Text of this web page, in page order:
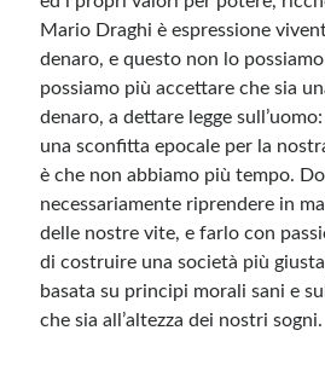
Mario Draghi è espressione
denaro, e questo non lo
possiamo più accettare che sia
denaro, a dettare legge
una sconfitta epocale per la
è che non abbiamo più tempo.
necessariamente riprendere in
delle nostre vite, e farlo con
di costruire una società più
basata su principi morali sani e
che sia all’altezza dei nostri sogni.